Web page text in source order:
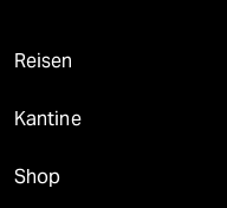
Reisen
Kantine
Shop